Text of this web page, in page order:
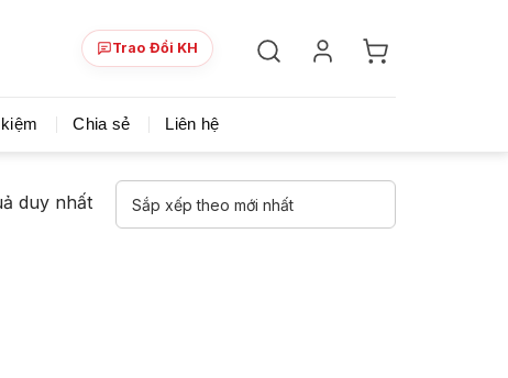
Chia sẻ khoá học giá rẻ cho những ai hạn hẹp
Trao Đổi KH
Chia sẻ Liên hệ
duy nhất